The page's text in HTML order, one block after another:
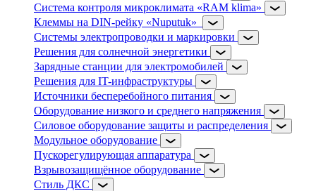
Система контроля микроклимата «RAM klima»
Клеммы на DIN-рейку «Nuputuk»
Системы электропроводки и маркировки
Решения для солнечной энергетики
Зарядные станции для электромобилей
Решения для IT-инфраструктуры
Источники бесперебойного питания
Оборудование низкого и среднего напряжения
Силовое оборудование защиты и распределения
Модульное оборудование
Пускорегулирующая аппаратура
Взрывозащищённое оборудование
Стиль ДКС